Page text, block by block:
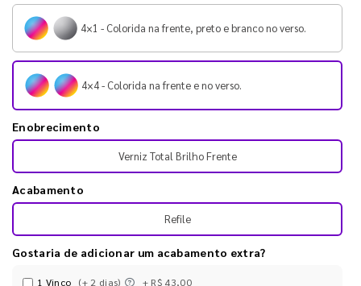
4×1 - Colorida na frente, preto e branco no verso.
4×4 - Colorida na frente e no verso.
Enobrecimento
Verniz Total Brilho Frente
Acabamento
Refile
Gostaria de adicionar um acabamento extra?
1 Vinco (+ 2 dias) + R$ 43,00